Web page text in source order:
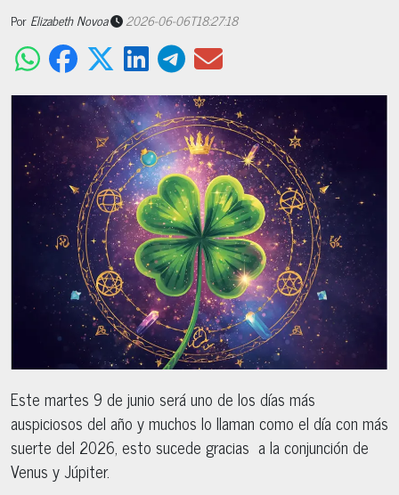
Por Elizabeth Novoa 2026-06-06T18:27:18
Este martes 9 de junio será uno de los días más
auspiciosos del año y muchos lo llaman como el día con más
suerte del 2026, esto sucede gracias a la conjunción de
Venus y Júpiter.